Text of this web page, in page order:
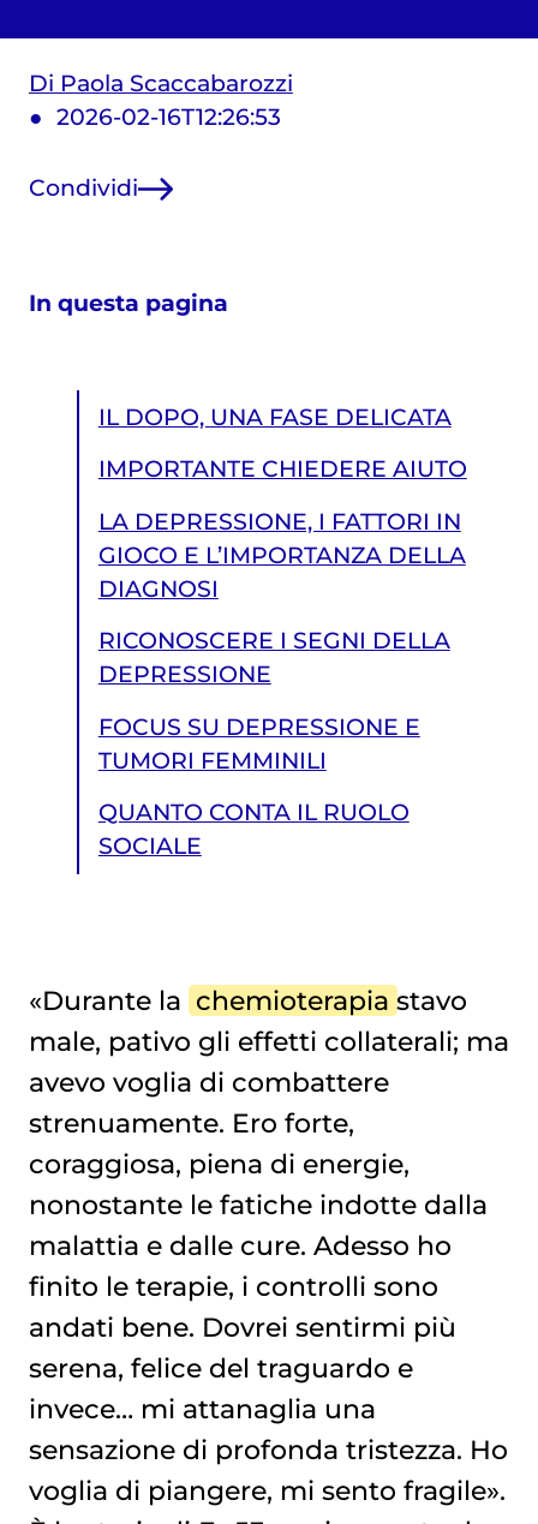
Di Paola Scaccabarozzi
2026-02-16T12:26:53
Condividi
In questa pagina
IL DOPO, UNA FASE DELICATA
IMPORTANTE CHIEDERE AIUTO
LA DEPRESSIONE, I FATTORI IN
GIOCO E L’IMPORTANZA DELLA
DIAGNOSI
RICONOSCERE I SEGNI DELLA
DEPRESSIONE
FOCUS SU DEPRESSIONE E
TUMORI FEMMINILI
QUANTO CONTA IL RUOLO
SOCIALE
«Durante la chemioterapia stavo
male, pativo gli effetti collaterali; ma
avevo voglia di combattere
strenuamente. Ero forte,
coraggiosa, piena di energie,
nonostante le fatiche indotte dalla
malattia e dalle cure. Adesso ho
finito le terapie, i controlli sono
andati bene. Dovrei sentirmi più
serena, felice del traguardo e
invece… mi attanaglia una
sensazione di profonda tristezza. Ho
voglia di piangere, mi sento fragile».